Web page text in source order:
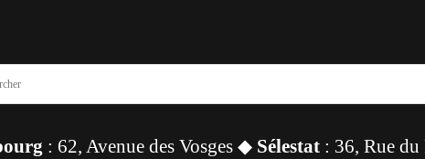
: 62, Avenue des Vosges ◆ Sélestat : 36, Rue